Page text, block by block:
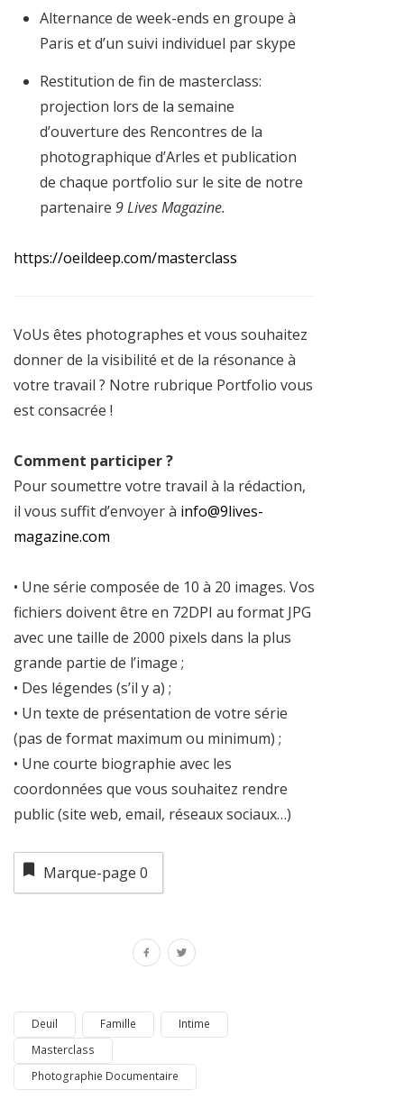
Alternance de week-ends en groupe à
Paris et d’un suivi individuel par skype
Restitution de fin de masterclass:
projection lors de la semaine
d’ouverture des Rencontres de la
photographique d’Arles et publication
de chaque portfolio sur le site de notre
partenaire 9 Lives Magazine.
https://oeildeep.com/masterclass
VoUs êtes photographes et vous souhaitez
donner de la visibilité et de la résonance à
votre travail ? Notre rubrique Portfolio vous
est consacrée !
Comment participer ?
Pour soumettre votre travail à la rédaction,
il vous suffit d’envoyer à info@9lives-
magazine.com
• Une série composée de 10 à 20 images. Vos
fichiers doivent être en 72DPI au format JPG
avec une taille de 2000 pixels dans la plus
grande partie de l’image ;
• Des légendes (s’il y a) ;
• Un texte de présentation de votre série
(pas de format maximum ou minimum) ;
• Une courte biographie avec les
coordonnées que vous souhaitez rendre
public (site web, email, réseaux sociaux…)
Marque-page 0
Deuil Famille
Intime
Masterclass
Photographie Documentaire